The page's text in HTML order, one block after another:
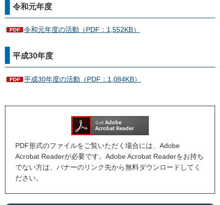
令和元年度
令和元年度の活動（PDF：1,552KB）
平成30年度
平成30年度の活動（PDF：1,084KB）
PDF形式のファイルをご覧いただく場合には、Adobe
Acrobat Readerが必要です。Adobe Acrobat Readerをお持ち
でない方は、バナーのリンク先から無料ダウンロードしてく
ださい。